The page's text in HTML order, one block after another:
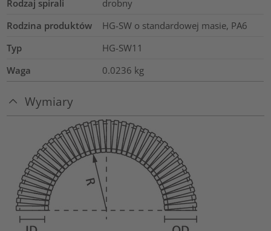
Rodzaj spirali
drobny
Rodzina produktów
HG-SW o standardowej masie, PA6
Typ
HG-SW11
Waga
0.0236 kg
Wymiary